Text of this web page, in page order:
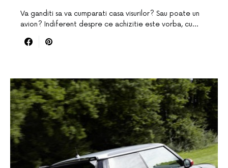
Va ganditi sa va cumparati casa visurilor? Sau poate un
avion? Indiferent despre ce achizitie este vorba, cu…